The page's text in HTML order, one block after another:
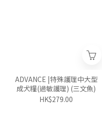
ADVANCE |特殊護理中大型
成犬糧(過敏護理) (三文魚)
HK$279.00